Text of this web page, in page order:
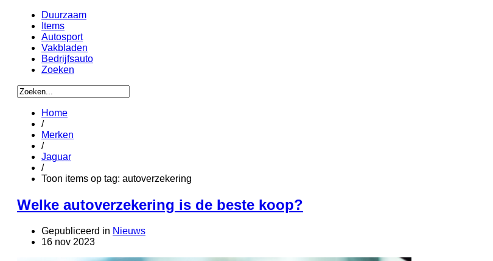
Duurzaam
Items
Autosport
Vakbladen
Bedrijfsauto
Zoeken
Home
/
Merken
/
Jaguar
/
Toon items op tag: autoverzekering
Welke autoverzekering is de beste koop?
Gepubliceerd in Nieuws
16 nov 2023